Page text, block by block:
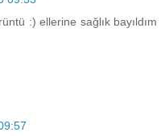
:) ellerine sağlık bayıldım